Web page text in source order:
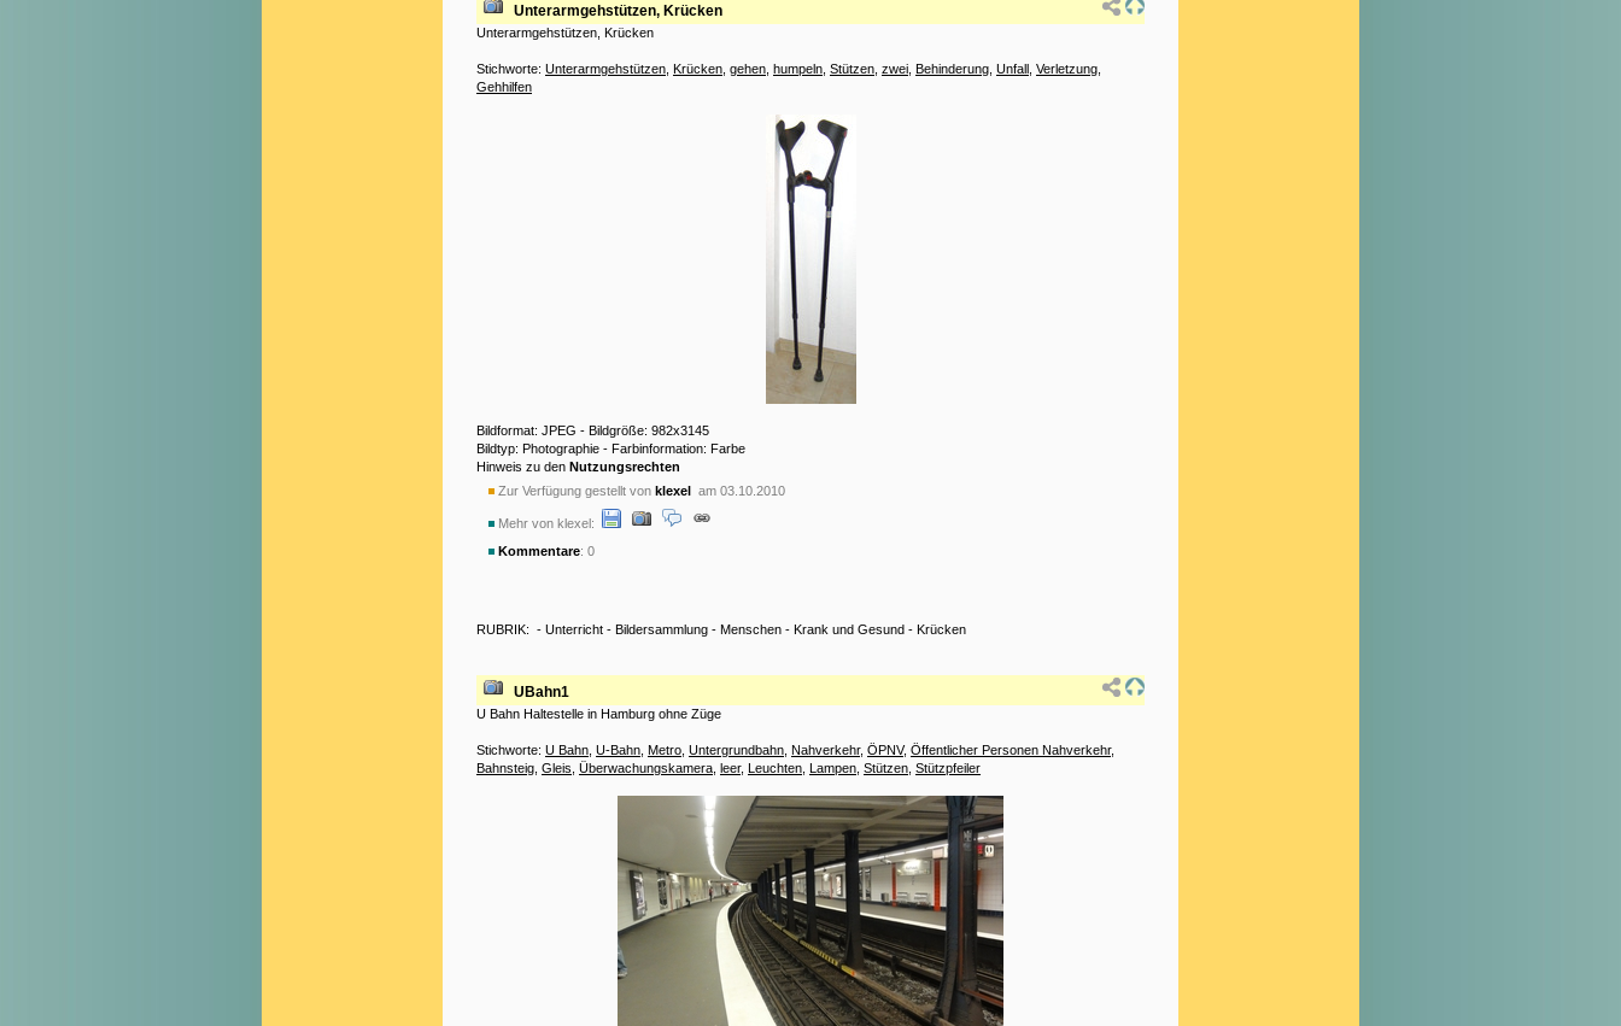
Unterarmgehstützen, Krücken
Unterarmgehstützen, Krücken
Stichworte: Unterarmgehstützen Krücken gehen humpeln Stützen zwei Behinderung Unfall Verletzung
Gehhilfen
Bildformat: JPEG - Bildgröße: 982x3145
Bildtyp: Photographie - Farbinformation: Farbe
Hinweis zu den Nutzungsrechten
Zur Verfügung gestellt von klexel am 03.10.2010
Mehr von klexel:
Kommentare: 0
RUBRIK: - Unterricht - Bildersammlung - Menschen - Krank und Gesund - Krücken
UBahn1
U Bahn Haltestelle in Hamburg ohne Züge
Stichworte: U Bahn U-Bahn Metro Untergrundbahn Nahverkehr, ÖPNV, Öffentlicher Personen Nahverkehr,
Bahnsteig Gleis Überwachungskamera leer, Leuchten Lampen Stützen Stützpfeiler